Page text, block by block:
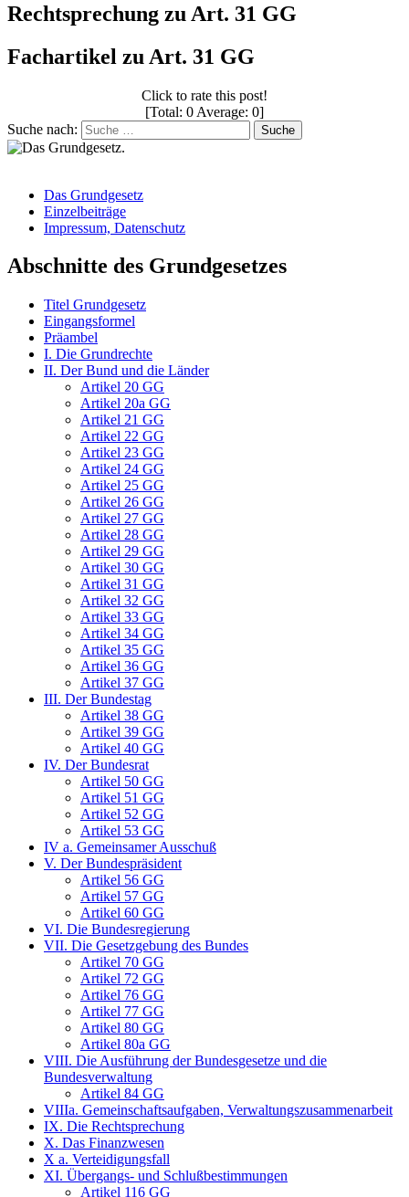
Rechtsprechung zu Art. 31 GG
Fachartikel zu Art. 31 GG
Click to rate this post!
[Total: 0 Average: 0]
Suche nach:
Suche
Das Grundgesetz
Einzelbeiträge
Impressum, Datenschutz
Abschnitte des Grundgesetzes
Titel Grundgesetz
Eingangsformel
Präambel
I. Die Grundrechte
II. Der Bund und die Länder
Artikel 20 GG
Artikel 20a GG
Artikel 21 GG
Artikel 22 GG
Artikel 23 GG
Artikel 24 GG
Artikel 25 GG
Artikel 26 GG
Artikel 27 GG
Artikel 28 GG
Artikel 29 GG
Artikel 30 GG
Artikel 31 GG
Artikel 32 GG
Artikel 33 GG
Artikel 34 GG
Artikel 35 GG
Artikel 36 GG
Artikel 37 GG
III. Der Bundestag
Artikel 38 GG
Artikel 39 GG
Artikel 40 GG
IV. Der Bundesrat
Artikel 50 GG
Artikel 51 GG
Artikel 52 GG
Artikel 53 GG
IV a. Gemeinsamer Ausschuß
V. Der Bundespräsident
Artikel 56 GG
Artikel 57 GG
Artikel 60 GG
VI. Die Bundesregierung
VII. Die Gesetzgebung des Bundes
Artikel 70 GG
Artikel 72 GG
Artikel 76 GG
Artikel 77 GG
Artikel 80 GG
Artikel 80a GG
VIII. Die Ausführung der Bundesgesetze und die
Bundesverwaltung
Artikel 84 GG
VIIIa. Gemeinschaftsaufgaben, Verwaltungszusammenarbeit
IX. Die Rechtsprechung
X. Das Finanzwesen
X a. Verteidigungsfall
XI. Übergangs- und Schlußbestimmungen
Artikel 116 GG